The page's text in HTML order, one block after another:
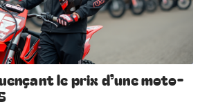
le prix d’une moto-